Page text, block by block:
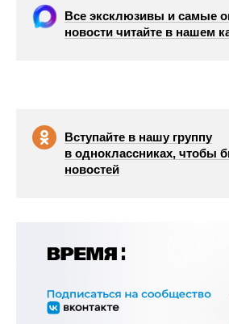
Все эксклюзивы и самые
новости читайте в нашем
Вступайте в нашу группу
в одноклассниках, чтобы
новостей